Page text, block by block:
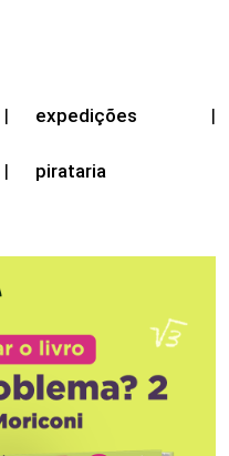
| expedições
|
| pirataria